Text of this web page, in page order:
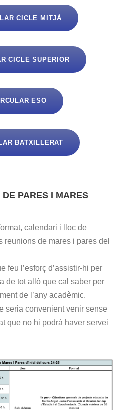
CICLE MITJÀ
CICLE SUPERIOR
ESO
BATXILLERAT
DE PARES I MARES
calendari i lloc de
reunions de mares i pares del
feu l’esforç d’assistir-hi per
de tot allò que cal saber per
de l’any acadèmic.
seria convenient venir sense
que no hi podrà haver servei